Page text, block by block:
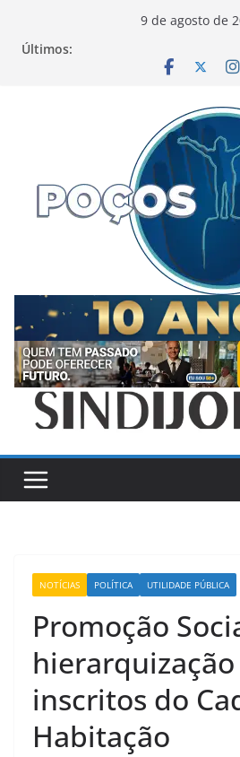
9 de agosto de
Últimos:
NOTÍCIAS POLÍTICA UTILIDADE PÚBLICA
Promoção
inscritos do
Habitação